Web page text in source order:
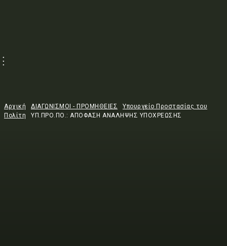
Αρχική ΔΙΑΓΩΝΙΣΜΟΙ - ΠΡΟΜΗΘΕΙΕΣ
Υπουργείο Προστασίας του
Πολίτη
ΥΠ.ΠΡΟ.ΠΟ.: ΑΠΟΦΑΣΗ ΑΝΑΛΗΨΗΣ ΥΠΟΧΡΕΩΣΗΣ